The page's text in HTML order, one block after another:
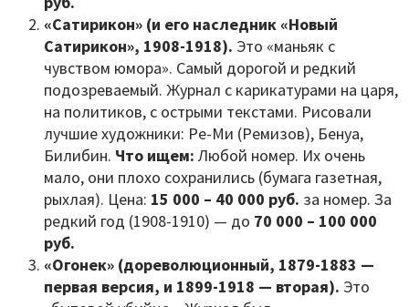
«Сатирикон» (и его наследник «Новый
Сатирикон», 1908-1918). Это «маньяк с
чувством юмора». Самый дорогой и редкий
подозреваемый. Журнал с карикатурами на царя,
на политиков, с острыми текстами. Рисовали
лучшие художники: Ре-Ми (Ремизов), Бенуа,
Билибин. Что ищем: Любой номер. Их очень
мало, они плохо сохранились (бумага газетная,
рыхлая). Цена: 15 000 – 40 000 руб. за номер. За
редкий год (1908-1910) — до 70 000 – 100 000
руб.
«Огонек» (дореволюционный, 1879-1883 —
первая версия, и 1899-1918 — вторая). Это